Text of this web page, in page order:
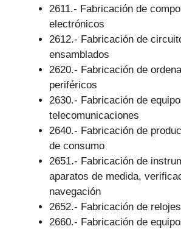
2611.- Fabricación de
electrónicos
2612.- Fabricación de
ensamblados
2620.- Fabricación de
periféricos
2630.- Fabricación de
telecomunicaciones
2640.- Fabricación de
de consumo
2651.- Fabricación de
aparatos de medida,
navegación
2652.- Fabricación de relojes
2660.- Fabricación de